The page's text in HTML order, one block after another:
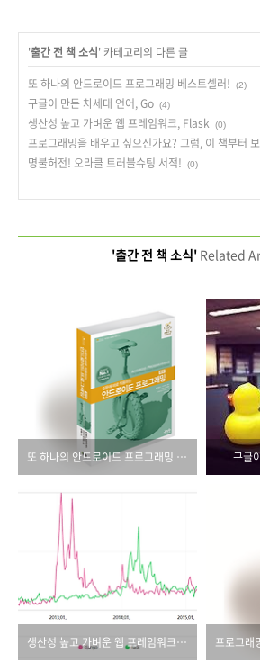
'출간 전 책 소식' 카테고리의 다른 글
또 하나의 안드로이드 프로그래밍 베스트셀러!
(2)
구글이 만든 차세대 언어, Go (4)
생산성 높고 가벼운 웹 프레임워크, Flask (0)
프로그래밍을 배우고 싶으신가요? 그럼, 이 책부터
명불허전! 오라클 트러블슈팅 서적! (0)
'출간 전 책 소식'Related
또 하나의 안드로이드 프로그래밍 베스트셀러! 구글
생산성 높고 가벼운 웹 프레임워크, Flask